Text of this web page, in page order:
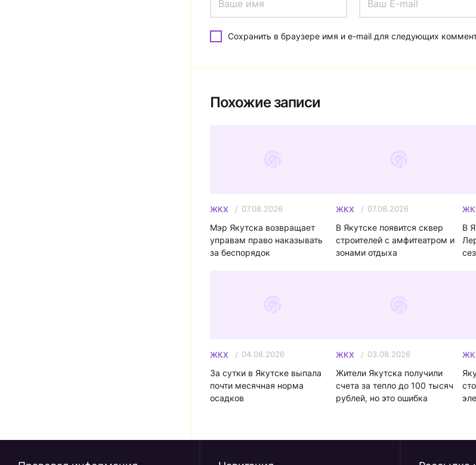
Сохранить в браузере имя и e-mail для следующих
Похожие записи
ЖКХ 07.08.2026
Мэр Якутска возвращает
управам право наказывать
за беспорядок
ЖКХ 07.08.2026
В Якутске появится сквер
строителей с амфитеатром и
зонами отдыха
В
ЖКХ 04.08.2026
За сутки в Якутске выпала
почти месячная норма
осадков
ЖКХ 03.08.2026
Жители Якутска получили
счета за тепло до 100 тысяч
рублей, но это ошибка